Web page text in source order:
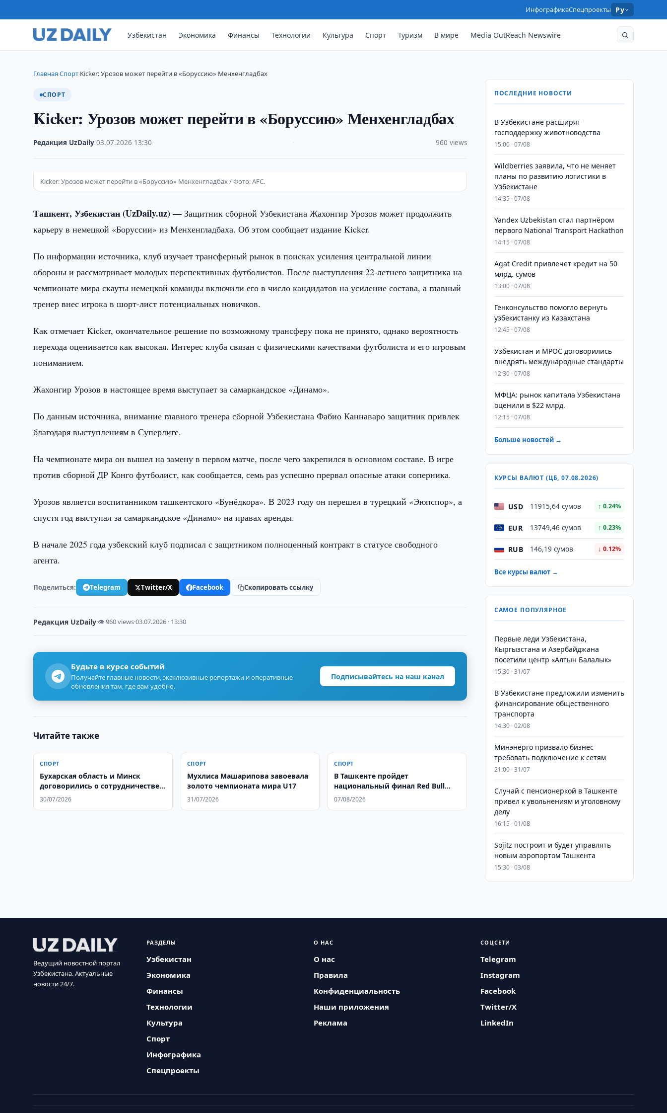
ИнфографикаСпецпроекты Ру
Узбекистан Экономика Финансы Технологии Культура Спорт Туризм В мире Media OutReach Newswire
Главная›Спорт›Kicker: Урозов может перейти в «Боруссию» Менхенгладбах
СПОРТ
Kicker: Урозов может перейти в «Боруссию» Менхенгладбах
Редакция UzDaily ·03.07.2026 13:30 960 views
Kicker: Урозов может перейти в «Боруссию» Менхенгладбах / Фото: AFC.
Ташкент, Узбекистан (UzDaily.uz) —Защитник сборной Узбекистана Жахонгир Урозов может продолжить
карьеру в немецкой «Боруссии» из Менхенгладбаха. Об этом сообщает издание Kicker.
По информации источника, клуб изучает трансферный рынок в поисках усиления центральной линии
обороны и рассматривает молодых перспективных футболистов. После выступления 22-летнего защитника на
чемпионате мира скауты немецкой команды включили его в число кандидатов на усиление состава, а главный
тренер внес игрока в шорт-лист потенциальных новичков.
Как отмечает Kicker, окончательное решение по возможному трансферу пока не принято, однако вероятность
перехода оценивается как высокая. Интерес клуба связан с физическими качествами футболиста и его игровым
пониманием.
Жахонгир Урозов в настоящее время выступает за самаркандское «Динамо».
По данным источника, внимание главного тренера сборной Узбекистана Фабио Каннаваро защитник привлек
благодаря выступлениям в Суперлиге.
На чемпионате мира он вышел на замену в первом матче, после чего закрепился в основном составе. В игре
против сборной ДР Конго футболист, как сообщается, семь раз успешно прервал опасные атаки соперника.
Урозов является воспитанником ташкентского «Бунёдкора». В 2023 году он перешел в турецкий «Эюпспор», а
спустя год выступал за самаркандское «Динамо» на правах аренды.
В начале 2025 года узбекский клуб подписал с защитником полноценный контракт в статусе свободного
агента.
Поделиться: Telegram Twitter/X Facebook Скопировать ссылку
Редакция UzDaily·👁 960 views·03.07.2026 · 13:30
Будьте в курсе событий
Получайте главные новости, эксклюзивные репортажи и оперативные
обновления там, где вам удобно.
Подписывайтесь на наш канал
Читайте также
СПОРТ
Бухарская область и Минск
договорились о сотрудничестве в
спорте
30/07/2026
СПОРТ
Мухлиса Машарипова завоевала
золото чемпионата мира U17
31/07/2026
СПОРТ
В Ташкенте пройдет
национальный финал Red Bull
Dance Your Style
07/08/2026
ПОСЛЕДНИЕ НОВОСТИ
В Узбекистане расширят
господдержку животноводства
15:00 · 07/08
Wildberries заявила, что не меняет
планы по развитию логистики в
Узбекистане
14:35 · 07/08
Yandex Uzbekistan стал партнёром
первого National Transport Hackathon
14:15 · 07/08
Agat Credit привлечет кредит на 50
млрд. сумов
13:00 · 07/08
Генконсульство помогло вернуть
узбекистанку из Казахстана
12:45 · 07/08
Узбекистан и MPOC договорились
внедрять международные стандарты
12:30 · 07/08
МФЦА: рынок капитала Узбекистана
оценили в $22 млрд.
12:15 · 07/08
Больше новостей →
КУРСЫ ВАЛЮТ (ЦБ, 07.08.2026)
USD 11915,64 сумов ↑ 0.24%
EUR 13749,46 сумов ↑ 0.23%
RUB 146,19 сумов ↓ 0.12%
Все курсы валют →
САМОЕ ПОПУЛЯРНОЕ
Первые леди Узбекистана,
Кыргызстана и Азербайджана
посетили центр «Алтын Балалык»
15:30 · 31/07
В Узбекистане предложили изменить
финансирование общественного
транспорта
14:30 · 02/08
Минэнерго призвало бизнес
требовать подключение к сетям
21:00 · 31/07
Случай с пенсионеркой в Ташкенте
привел к увольнениям и уголовному
делу
16:15 · 01/08
Sojitz построит и будет управлять
новым аэропортом Ташкента
15:30 · 03/08
Ведущий новостной портал
Узбекистана. Актуальные
новости 24/7.
РАЗДЕЛЫ
Узбекистан
Экономика
Финансы
Технологии
Культура
Спорт
Инфографика
Спецпроекты
О НАС
О нас
Правила
Конфиденциальность
Наши приложения
Реклама
СОЦСЕТИ
Telegram
Instagram
Facebook
Twitter/X
LinkedIn